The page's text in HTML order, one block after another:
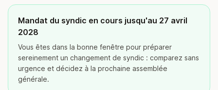
Mandat du syndic en cours jusqu'au 27 avril
2028
Vous êtes dans la bonne fenêtre pour préparer
sereinement un changement de syndic : comparez sans
urgence et décidez à la prochaine assemblée
générale.